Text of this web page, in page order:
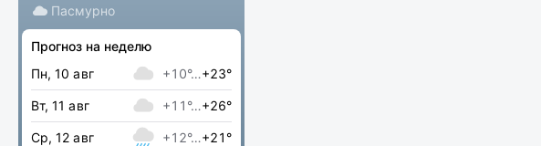
Пасмурно
Прогноз на неделю
Пн, 10 авг
+10°…+23°
Вт, 11 авг +11°…+26°
Ср, 12 авг +12°…+21°